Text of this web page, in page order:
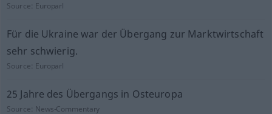
Source: Europarl
Für die Ukraine war der Übergang zur Marktwirtschaft
sehr schwierig.
Source: Europarl
25 Jahre des Übergangs in Osteuropa
Source: News-Commentary